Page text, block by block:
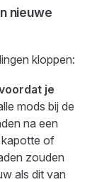
nieuwe
kloppen:
je
mods bij de
na een
of
zouden
als dit van